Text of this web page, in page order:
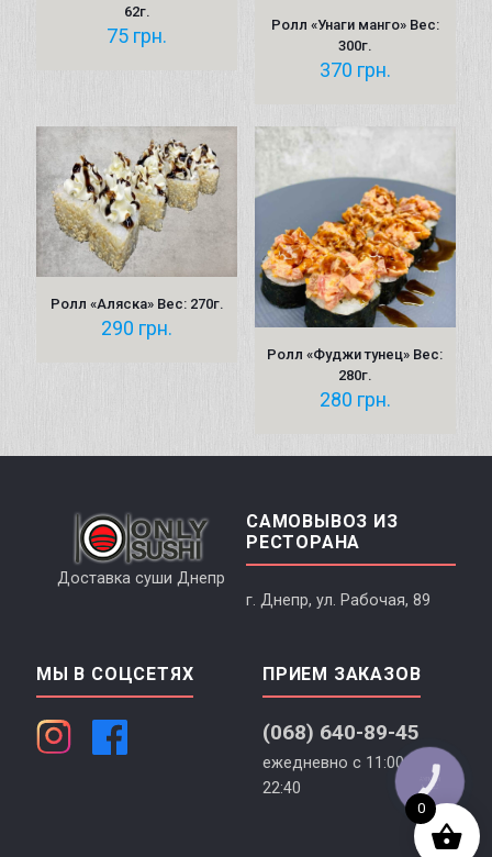
62г.
75 грн.
Ролл «Унаги манго» Вес:
300г.
370 грн.
Ролл «Аляска» Вес: 270г.
290 грн.
Ролл «Фуджи тунец» Вес:
280г.
280 грн.
Доставка суши Днепр
САМОВЫВОЗ ИЗ
РЕСТОРАНА
г. Днепр, ул. Рабочая, 89
МЫ В СОЦСЕТЯХ ПРИЕМ ЗАКАЗОВ
(068) 640-89-45
ежедневно с 11:00 до
22:40
0
КНОПКА
СВЯЗИ